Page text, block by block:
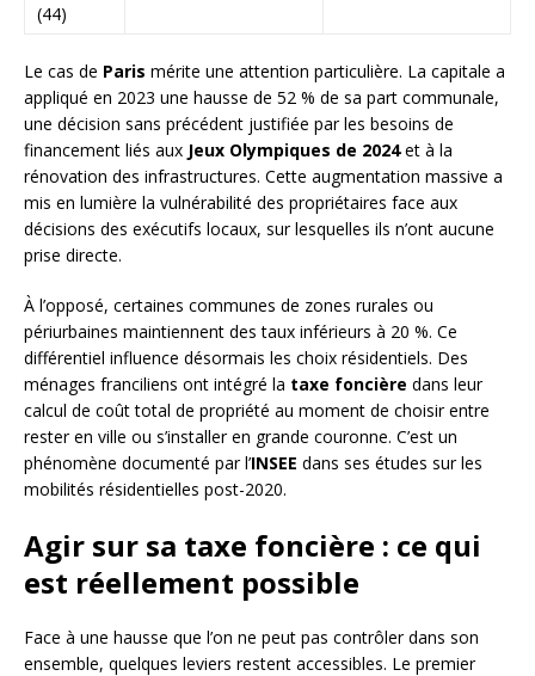
(44)
Le cas de Paris mérite une attention particulière. La capitale a
appliqué en 2023 une hausse de 52 % de sa part communale,
une décision sans précédent justifiée par les besoins de
financement liés aux Jeux Olympiques de 2024et à la
rénovation des infrastructures. Cette augmentation massive a
mis en lumière la vulnérabilité des propriétaires face aux
décisions des exécutifs locaux, sur lesquelles ils n’ont aucune
prise directe.
À l’opposé, certaines communes de zones rurales ou
périurbaines maintiennent des taux inférieurs à 20 %. Ce
différentiel influence désormais les choix résidentiels. Des
ménages franciliens ont intégré la taxe foncière dans leur
calcul de coût total de propriété au moment de choisir entre
rester en ville ou s’installer en grande couronne. C’est un
phénomène documenté par l’INSEE dans ses études sur les
mobilités résidentielles post-2020.
Agir sur sa taxe foncière : ce qui
est réellement possible
Face à une hausse que l’on ne peut pas contrôler dans son
ensemble, quelques leviers restent accessibles. Le premier